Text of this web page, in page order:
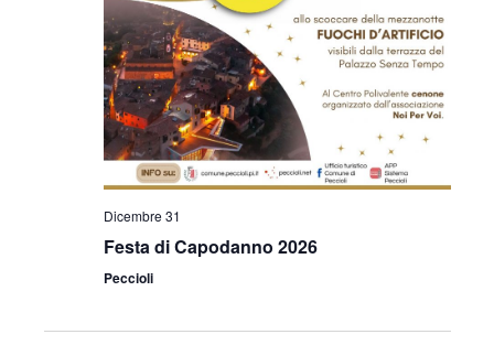
Dicembre 31
Festa di Capodanno 2026
Peccioli